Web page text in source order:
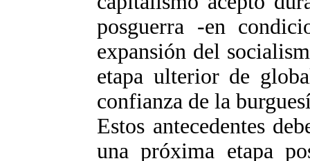
posguerra -en
expansión del
etapa ulterior de
confianza de la
Estos antecedentes
una próxima etapa